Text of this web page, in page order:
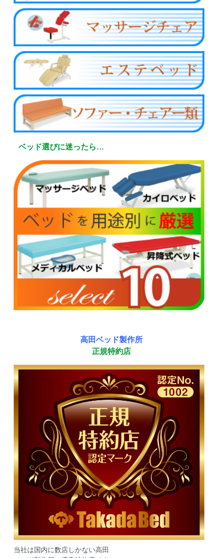
ベッド選びに迷ったら…
高田ベッド製作所
正規特約店
当社は国内に数店しかない高田